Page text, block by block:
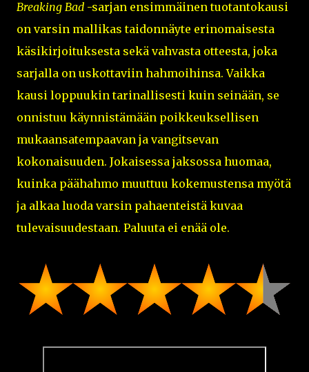
Breaking Bad -sarjan ensimmäinen tuotantokausi
on varsin mallikas taidonnäyte erinomaisesta
käsikirjoituksesta sekä vahvasta otteesta, joka
sarjalla on uskottaviin hahmoihinsa. Vaikka
kausi loppuukin tarinallisesti kuin seinään, se
onnistuu käynnistämään poikkeuksellisen
mukaansatempaavan ja vangitsevan
kokonaisuuden. Jokaisessa jaksossa huomaa,
kuinka päähahmo muuttuu kokemustensa myötä
ja alkaa luoda varsin pahaenteistä kuvaa
tulevaisuudestaan. Paluuta ei enää ole.